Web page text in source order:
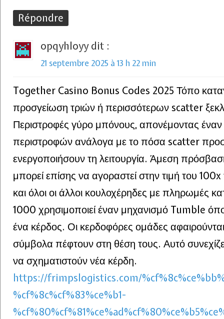
Répondre
opqyhloyy dit :
21 septembre 2025 à 13 h 22 min
Together Casino Bonus Codes 2025 Τόπο
προσγείωση τριών ή περισσότερων scatter
Περιστροφές γύρο μπόνους, απονέμοντας
περιστροφών ανάλογα με το πόσα scatter
ενεργοποιήσουν τη λειτουργία. Άμεση
μπορεί επίσης να αγοραστεί στην τιμή του
και όλοι οι άλλοι κουλοχέρηδες με πληρωμές
1000 χρησιμοποιεί έναν μηχανισμό Tumble
ένα κέρδος. Οι κερδοφόρες ομάδες
σύμβολα πέφτουν στη θέση τους. Αυτό
να σχηματιστούν νέα κέρδη.
https://frimpslogistics.com/
%cf%8c%cf%83%ce%b1-